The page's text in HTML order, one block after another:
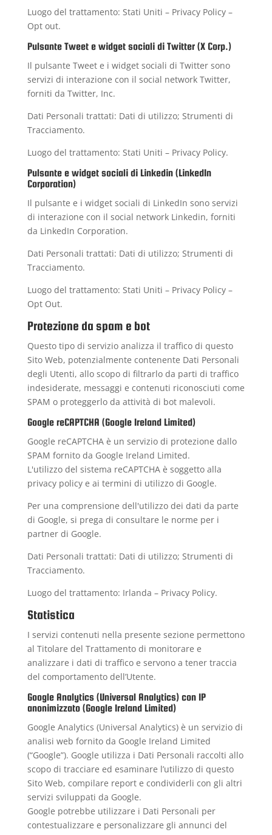
Luogo del trattamento: Stati Uniti – Privacy Policy–
Opt out.
Pulsante Tweet e widget sociali di Twitter (X Corp.)
Il pulsante Tweet e i widget sociali di Twitter sono
servizi di interazione con il social network Twitter,
forniti da Twitter, Inc.
Dati Personali trattati: Dati di utilizzo; Strumenti di
Tracciamento.
Luogo del trattamento: Stati Uniti – Privacy Policy.
Pulsante e widget sociali di Linkedin (LinkedIn
Corporation)
Il pulsante e i widget sociali di LinkedIn sono servizi
di interazione con il social network Linkedin, forniti
da LinkedIn Corporation.
Dati Personali trattati: Dati di utilizzo; Strumenti di
Tracciamento.
Luogo del trattamento: Stati Uniti – Privacy Policy–
Opt Out.
Protezione da spam e bot
Questo tipo di servizio analizza il traffico di questo
Sito Web, potenzialmente contenente Dati Personali
degli Utenti, allo scopo di filtrarlo da parti di traffico
indesiderate, messaggi e contenuti riconosciuti come
SPAM o proteggerlo da attività di bot malevoli.
Google reCAPTCHA (Google Ireland Limited)
Google reCAPTCHA è un servizio di protezione dallo
SPAM fornito da Google Ireland Limited.
L'utilizzo del sistema reCAPTCHA è soggetto alla
privacy policye ai termini di utilizzodi Google.
Per una comprensione dell'utilizzo dei dati da parte
di Google, si prega di consultare le norme per i
partner di Google.
Dati Personali trattati: Dati di utilizzo; Strumenti di
Tracciamento.
Luogo del trattamento: Irlanda – Privacy Policy.
Statistica
I servizi contenuti nella presente sezione permettono
al Titolare del Trattamento di monitorare e
analizzare i dati di traffico e servono a tener traccia
del comportamento dell’Utente.
Google Analytics (Universal Analytics) con IP
anonimizzato (Google Ireland Limited)
Google Analytics (Universal Analytics) è un servizio di
analisi web fornito da Google Ireland Limited
(“Google”). Google utilizza i Dati Personali raccolti allo
scopo di tracciare ed esaminare l’utilizzo di questo
Sito Web, compilare report e condividerli con gli altri
servizi sviluppati da Google.
Google potrebbe utilizzare i Dati Personali per
contestualizzare e personalizzare gli annunci del